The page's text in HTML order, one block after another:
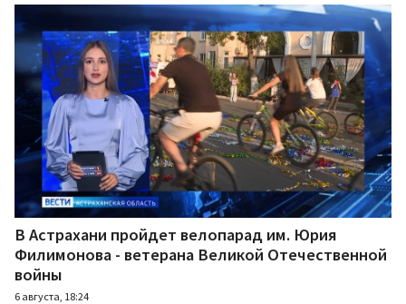
В Астрахани пройдет велопарад им. Юрия
Филимонова - ветерана Великой Отечественной
войны
6 августа, 18:24